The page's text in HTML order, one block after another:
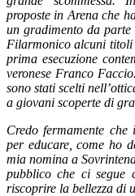
proposte in Arena che
un gradimento da
Filarmonico alcuni titoli
prima esecuzione
veronese Franco
sono stati scelti
a giovani scoperte di
Credo fermamente
per educare, come ho
mia nomina a
pubblico che ci segue
riscoprire la bellezza di